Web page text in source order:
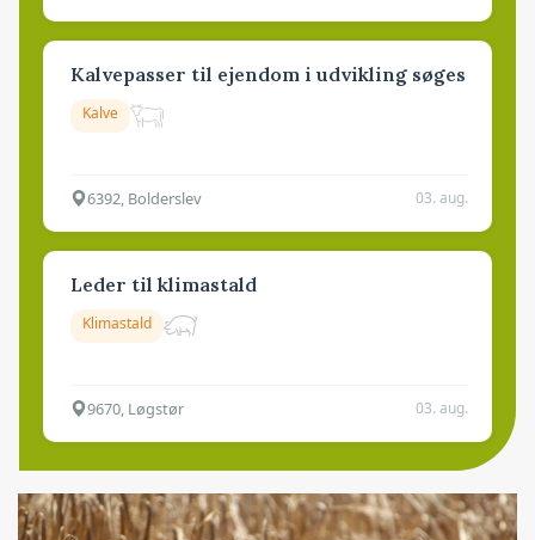
Kalvepasser til ejendom i udvikling søges
Kalve
6392, Bolderslev 03. aug.
Leder til klimastald
Klimastald
9670, Løgstør 03. aug.